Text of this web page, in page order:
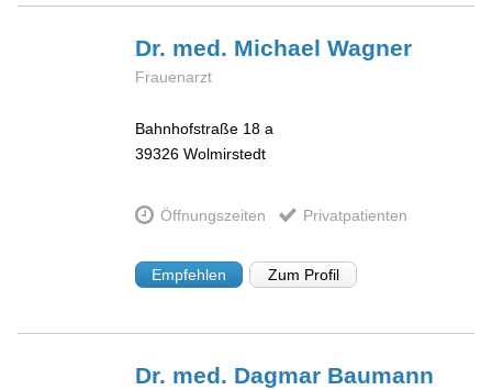
Dr. med. MichaelWagner
Frauenarzt
Bahnhofstraße 18 a
39326 Wolmirstedt
Öffnungszeiten Privatpatienten
Empfehlen Zum Profil
Dr. med. Dagmar Baumann